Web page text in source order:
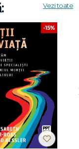
Vezi toate
-15%